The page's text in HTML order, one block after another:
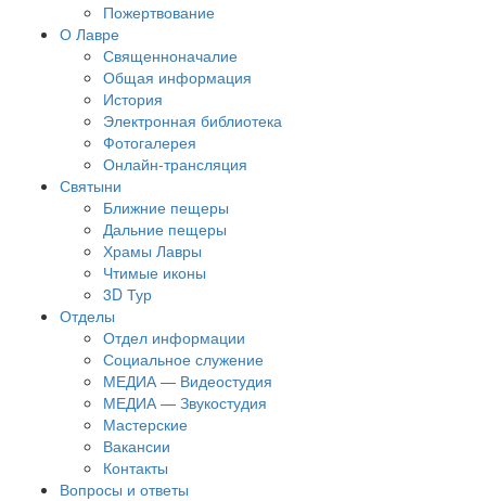
Пожертвование
О Лавре
Священноначалие
Общая информация
История
Электронная библиотека
Фотогалерея
Онлайн-трансляция
Святыни
Ближние пещеры
Дальние пещеры
Храмы Лавры
Чтимые иконы
3D Тур
Отделы
Отдел информации
Социальное служение
МЕДИА — Видеостудия
МЕДИА — Звукостудия
Мастерские
Вакансии
Контакты
Вопросы и ответы